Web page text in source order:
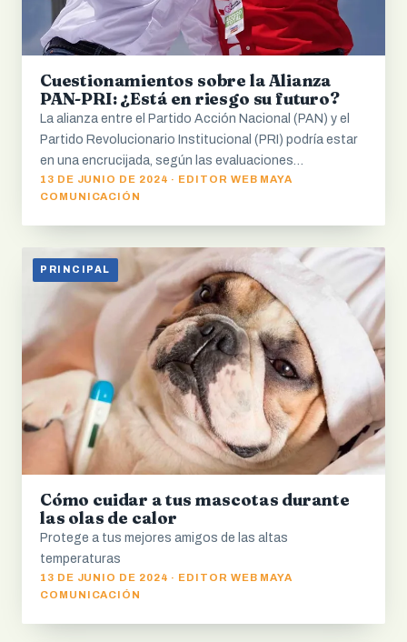
Cuestionamientos sobre la Alianza
PAN-PRI: ¿Está en riesgo su futuro?
La alianza entre el Partido Acción Nacional (PAN) y el
Partido Revolucionario Institucional (PRI) podría estar
en una encrucijada, según las evaluaciones…
13 DE JUNIO DE 2024 · EDITOR WEB MAYA
COMUNICACIÓN
PRINCIPAL
Cómo cuidar a tus mascotas durante
las olas de calor
Protege a tus mejores amigos de las altas
temperaturas
13 DE JUNIO DE 2024 · EDITOR WEB MAYA
COMUNICACIÓN